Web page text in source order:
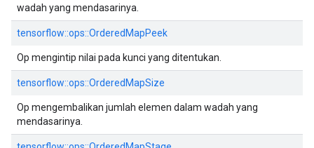
wadah yang mendasarinya.
tensorflow::ops::OrderedMapPeek
Op mengintip nilai pada kunci yang ditentukan.
tensorflow::ops::OrderedMapSize
Op mengembalikan jumlah elemen dalam wadah yang
mendasarinya.